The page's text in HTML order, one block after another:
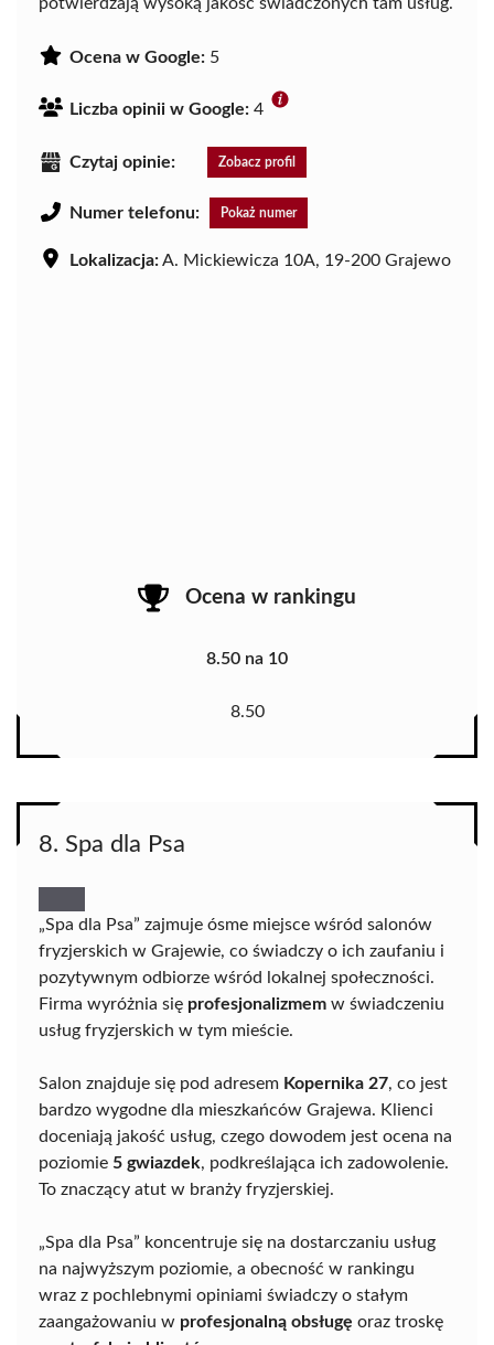
potwierdzają wysoką jakość świadczonych tam usług.
Ocena w Google: 5
Liczba opinii w Google: 4
Czytaj opinie: Zobacz profil
Numer telefonu: Pokaż numer
Lokalizacja:A. Mickiewicza 10A, 19-200 Grajewo
Ocena w rankingu
8.50 na 10
8.50
8. Spa dla Psa
„Spa dla Psa” zajmuje ósme miejsce wśród salonów
fryzjerskich w Grajewie, co świadczy o ich zaufaniu i
pozytywnym odbiorze wśród lokalnej społeczności.
Firma wyróżnia się profesjonalizmem w świadczeniu
usług fryzjerskich w tym mieście.
Salon znajduje się pod adresem Kopernika 27, co jest
bardzo wygodne dla mieszkańców Grajewa. Klienci
doceniają jakość usług, czego dowodem jest ocena na
poziomie 5 gwiazdek, podkreślająca ich zadowolenie.
To znaczący atut w branży fryzjerskiej.
„Spa dla Psa” koncentruje się na dostarczaniu usług
na najwyższym poziomie, a obecność w rankingu
wraz z pochlebnymi opiniami świadczy o stałym
zaangażowaniu w profesjonalną obsługę oraz troskę